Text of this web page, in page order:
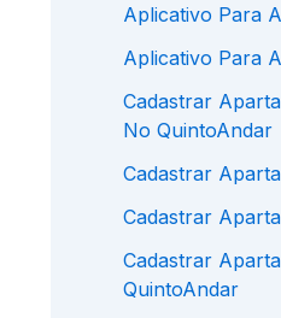
Aplicativo Para
Aplicativo Para
Cadastrar
No QuintoAndar
Cadastrar
Cadastrar
Cadastrar
QuintoAndar